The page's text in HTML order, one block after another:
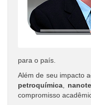
para o país.
Além de seu impacto
petroquímica
compromisso